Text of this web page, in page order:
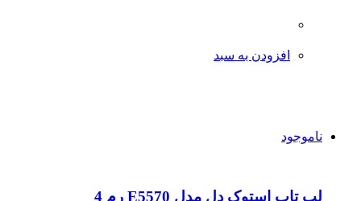
افزودن به سبد
ناموجود
لپ تاپ استوک دل مدل E5570 رم 4